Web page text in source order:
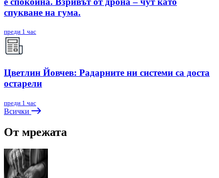
спукване на гума.
преди 1 час
Цветлин Йовчев: Радарните ни системи са доста
остарели
преди 1 час
Всички
От мрежата